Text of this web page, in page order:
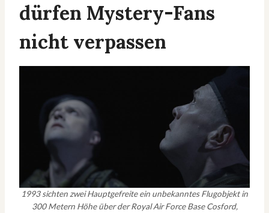
dürfen Mystery-Fans
nicht verpassen
1993 sichten zwei Hauptgefreite ein unbekanntes Flugobjekt in
300 Metern Höhe über der Royal Air Force Base Cosford,